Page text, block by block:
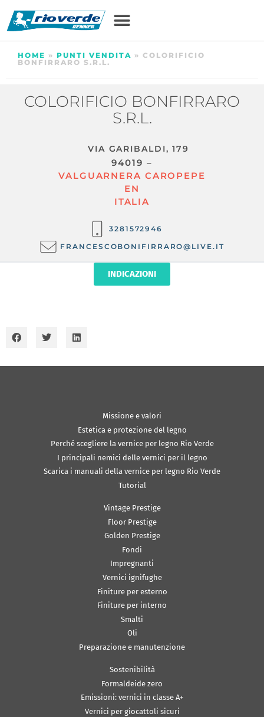
HOME » PUNTI VENDITA » COLORIFICIO
BONFIRRARO S.R.L.
COLORIFICIO BONFIRRARO
S.R.L.
VIA GARIBALDI, 179
94019 –
VALGUARNERA CAROPEPE
EN
ITALIA
3281572946
FRANCESCOBONIFIRRARO@LIVE.IT
INDICAZIONI
Missione e valori
Estetica e protezione del legno
Perché scegliere la vernice per legno Rio Verde
I principali nemici delle vernici per il legno
Scarica i manuali della vernice per legno Rio Verde
Tutorial
Vintage Prestige
Floor Prestige
Golden Prestige
Fondi
Impregnanti
Vernici ignifughe
Finiture per esterno
Finiture per interno
Smalti
Oli
Preparazione e manutenzione
Sostenibilità
Formaldeide zero
Emissioni: vernici in classe A+
Vernici per giocattoli sicuri